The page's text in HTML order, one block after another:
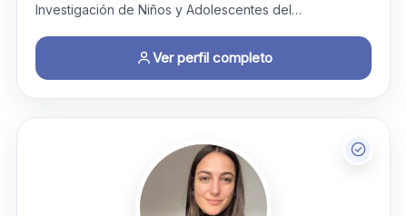
Investigación de Niños y Adolescentes del…
Ver perfil completo